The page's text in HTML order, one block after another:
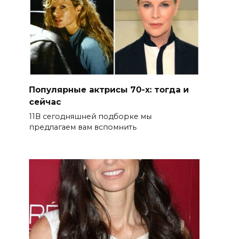
Популярные актрисы 70-х: тогда и
сейчас
11В сегодняшней подборке мы
предлагаем вам вспомнить